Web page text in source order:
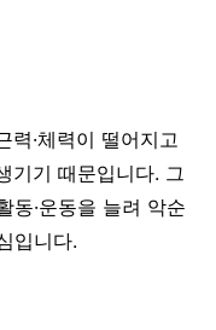
·체력이 떨어지고
기기 때문입니다. 그
동·운동을 늘려 악순
입니다.